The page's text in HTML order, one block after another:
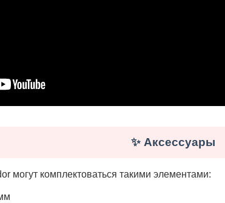
✨ Аксессуары
могут комплектоваться такими элементами: